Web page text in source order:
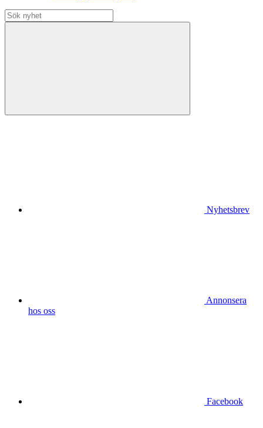
Nyhetsbrev
Annonsera
hos oss
Facebook